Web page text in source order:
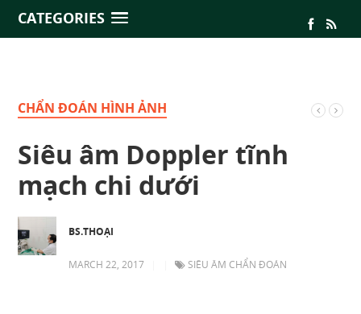
CATEGORIES
CHẨN ĐOÁN HÌNH ẢNH
Siêu âm Doppler tĩnh
mạch chi dưới
BS.THOẠI
MARCH 22, 2017 SIÊU ÂM CHẨN ĐOÁN